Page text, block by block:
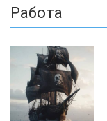
Работа